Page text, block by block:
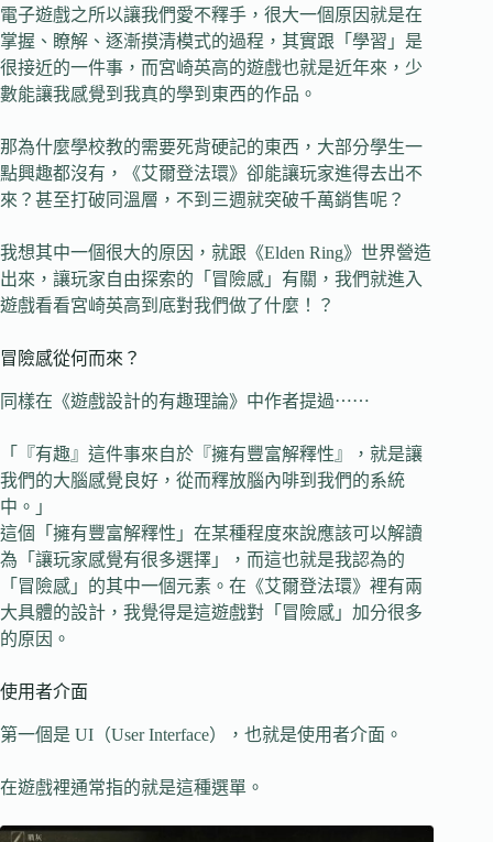
電子遊戲之所以讓我們愛不釋手，很大一個原因就是在
掌握、瞭解、逐漸摸清模式的過程，其實跟「學習」是
很接近的一件事，而宮崎英高的遊戲也就是近年來，少
數能讓我感覺到我真的學到東西的作品。
那為什麼學校教的需要死背硬記的東西，大部分學生一
點興趣都沒有，《艾爾登法環》卻能讓玩家進得去出不
來？甚至打破同溫層，不到三週就突破千萬銷售呢？
我想其中一個很大的原因，就跟《Elden Ring》世界營造
出來，讓玩家自由探索的「冒險感」有關，我們就進入
遊戲看看宮崎英高到底對我們做了什麼！？
冒險感從何而來？
同樣在《遊戲設計的有趣理論》中作者提過⋯⋯
「『有趣』這件事來自於『擁有豐富解釋性』，就是讓
我們的大腦感覺良好，從而釋放腦內啡到我們的系統
中。」
這個「擁有豐富解釋性」在某種程度來說應該可以解讀
為「讓玩家感覺有很多選擇」，而這也就是我認為的
「冒險感」的其中一個元素。在《艾爾登法環》裡有兩
大具體的設計，我覺得是這遊戲對「冒險感」加分很多
的原因。
使用者介面
第一個是 UI（User Interface），也就是使用者介面。
在遊戲裡通常指的就是這種選單。